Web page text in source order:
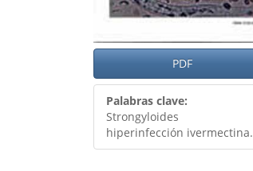
PDF
Palabras clave:
Strongyloides
hiperinfección ivermectina.